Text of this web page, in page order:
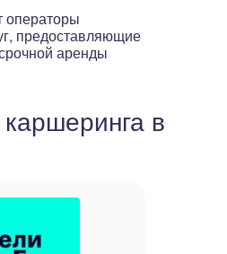
операторы
предоставляющие
аренды
в